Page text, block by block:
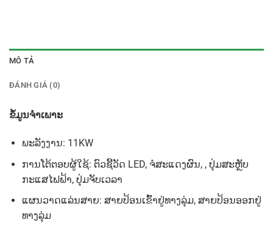
MÔ TẢ
ĐÁNH GIÁ (0)
ຂໍ້ມູນຈໍາເພາະ
ພະລັງງານ: 11KW
ການໂຕ້ຕອບຜູ້ໃຊ້: ຕົວຊີ້ວັດ LED, ຈໍສະແດງຜົນ, , ປຸ່ມສະຫຼັບ
ກະແສໄຟຟ້າ, ປຸ່ມຈັບເວລາ
ແຜນວາດແລ່ນສາຍ: ສາຍປ້ອນເຂົ້າຢູ່ທາງລຸ່ມ, ສາຍປ້ອນອອກຢູ່
ທາງລຸ່ມ